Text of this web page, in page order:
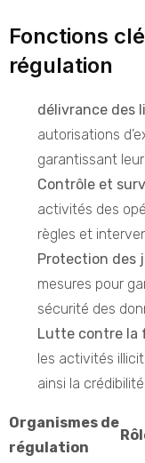
Fonctions
régulation
délivrance des
autorisations
garantissant
Contrôle et
activités des
règles et
Protection des
mesures pour
sécurité des
Lutte contre la
les activités
ainsi la
Organismes de
régulation